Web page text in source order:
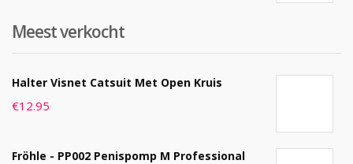
Meest verkocht
Halter Visnet Catsuit Met Open Kruis
€12.95
Fröhle - PP002 Penispomp M Professional